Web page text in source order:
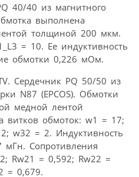
40/40 из магнитного
выполнена
толщиной 200 мкм.
= 10. Ее индуктивность
обмотки 0,226 мОм.
Сердечник PQ 50/50 из
N87 (EPCOS). Обмотки
медной лентой
обмоток: w1 = 17;
w32 = 2. Индуктивность
мГн. Сопротивления
Rw21 = 0,592; Rw22 =
= 0,679.